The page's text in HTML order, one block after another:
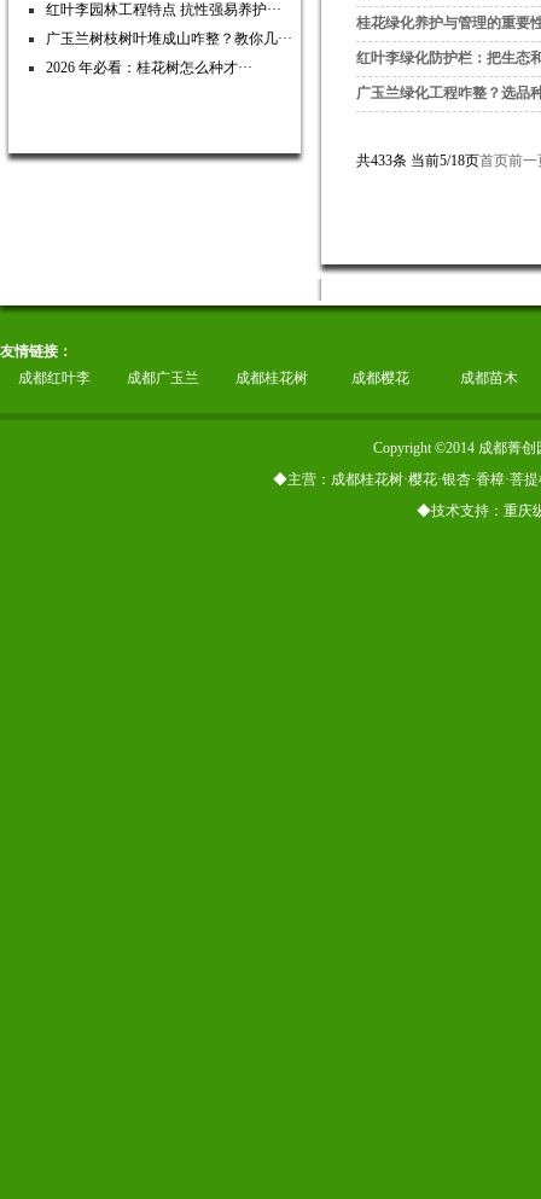
红叶李园林工程特点 抗性强易养护···
广玉兰树枝树叶堆成山咋整？教你几···
2026 年必看：桂花树怎么种才···
桂花绿化养护与管理的重要
红叶李绿化防护栏：把生态
广玉兰绿化工程咋整？选品
共433条 当前5/18页首页前一
友情链接：
成都红叶李
成都广玉兰 成都桂花树 成都樱花 成都苗木
Copyright ©2014 成都菁
◆主营：成都桂花树·樱花·银杏·香樟·菩
◆技术支持：重庆